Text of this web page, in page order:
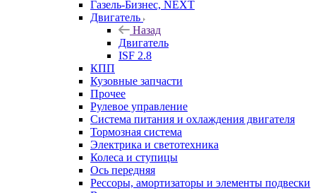
Газель-Бизнес, NEXT
Двигатель
Назад
Двигатель
ISF 2.8
КПП
Кузовные запчасти
Прочее
Рулевое управление
Система питания и охлаждения двигателя
Тормозная система
Электрика и светотехника
Колеса и ступицы
Ось передняя
Рессоры, амортизаторы и элементы подвески